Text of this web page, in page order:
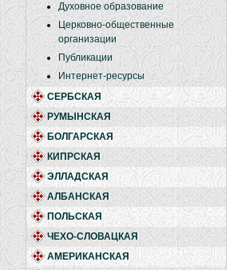
Духовное образование
Церковно-общественные
организации
Публикации
Интернет-ресурсы
СЕРБСКАЯ
РУМЫНСКАЯ
БОЛГАРСКАЯ
КИПРСКАЯ
ЭЛЛАДСКАЯ
АЛБАНСКАЯ
ПОЛЬСКАЯ
ЧЕХО-СЛОВАЦКАЯ
АМЕРИКАНСКАЯ